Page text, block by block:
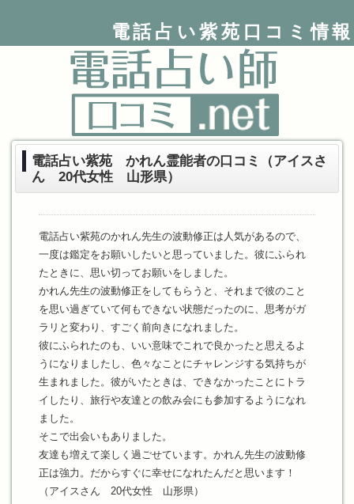
電話占い紫苑口コミ情報
電話占い紫苑 かれん霊能者の口コミ（アイスさ
ん 20代女性 山形県）
電話占い紫苑のかれん先生の波動修正は人気があるので、
一度は鑑定をお願いしたいと思っていました。彼にふられ
たときに、思い切ってお願いをしました。
かれん先生の波動修正をしてもらうと、それまで彼のこと
を思い過ぎていて何もできない状態だったのに、思考がガ
ラリと変わり、すごく前向きになれました。
彼にふられたのも、いい意味でこれで良かったと思えるよ
うになりましたし、色々なことにチャレンジする気持ちが
生まれました。彼がいたときは、できなかったことにトラ
イしたり、旅行や友達との飲み会にも参加するようになれ
ました。
そこで出会いもありました。
友達も増えて楽しく過ごせています。かれん先生の波動修
正は強力。だからすぐに幸せになれたんだと思います！
（アイスさん 20代女性 山形県）